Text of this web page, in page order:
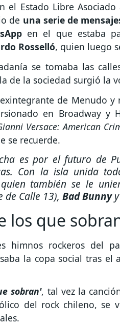
el Estado Libre
de una serie de
en el que estaba
Rosselló, quien luego
se tomaba las
de la sociedad surgió la
de Menudo
en Broadway y
Versace: American
se recuerde.
es por el futuro de
Con la isla unida
también se le
de Calle 13), Bad Bunny
los que
himnos rockeros del
la copa social tras
sobran', tal vez la
del rock chileno,